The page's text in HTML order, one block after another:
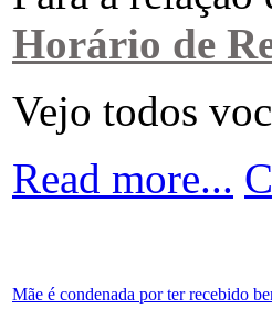
Horário de
Vejo todos
Read more...
Mãe é condenada por ter recebido